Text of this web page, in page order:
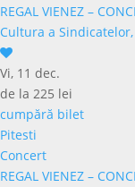
REGAL VIENEZ –
Cultura a
Vi, 11 dec.
de la 225 lei
cumpără bilet
Pitesti
Concert
REGAL VIENEZ –